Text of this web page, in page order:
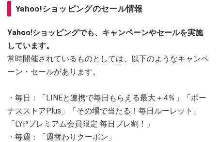
Yahoo!ショッピングのセール情報
Yahoo!ショッピングでも、キャンペーンやセールを実施
しています。
常時開催されているものとしては、以下のようなキャンペ
ーン・セールがあります。
・毎日：「LINEと連携で毎日もらえる最大＋4％」「ボー
ナスストアPlus」「その場で当たる！毎日ルーレット」
「LYPプレミアム会員限定 毎日プレ割！」
・毎週：「週替わりクーポン」